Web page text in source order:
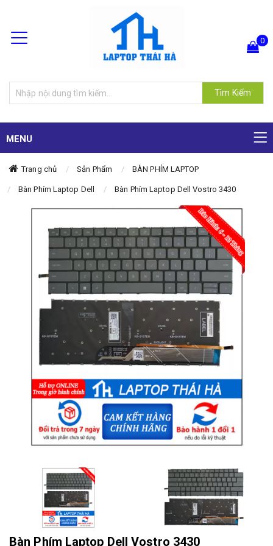
Tìm Kiếm
0
MENU
Trang chủ Sản Phẩm BÀN PHÍM LAPTOP
Bàn Phím Laptop Dell Bàn Phím Laptop Dell Vostro 3430
Bàn Phím Laptop Dell Vostro 3430